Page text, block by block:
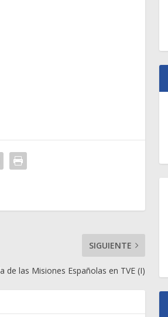
SIGUIENTE
de las Misiones Españolas en TVE (I)